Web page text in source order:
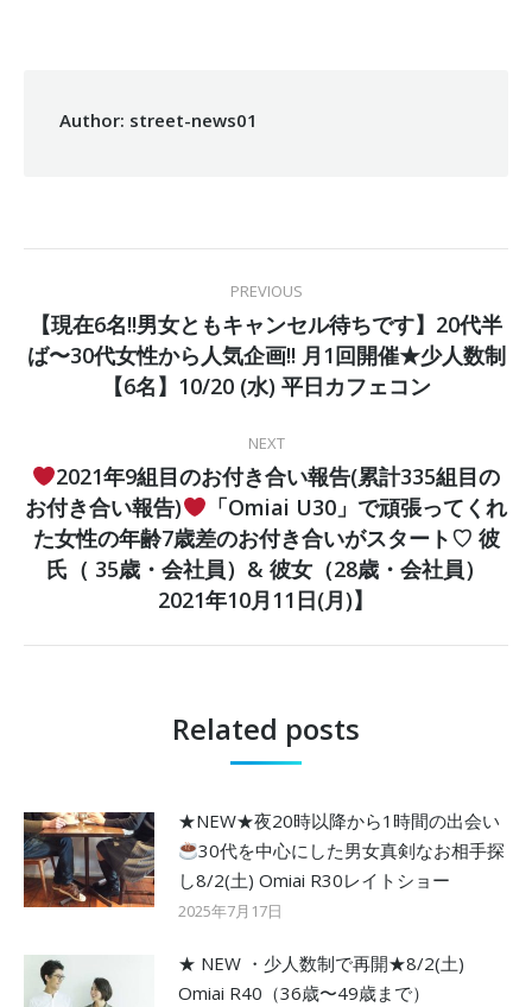
Author: street-news01
NAVIGATION
PREVIOUS
Previous
post:
【現在6名!!男女ともキャンセル待ちです】20代半
ば〜30代女性から人気企画!! 月1回開催★少人数制
【6名】10/20 (水) 平日カフェコン
NEXT
Next
post:
2021年9組目のお付き合い報告(累計335組目の
お付き合い報告)
「Omiai U30」で頑張ってくれ
た女性の年齢7歳差のお付き合いがスタート♡ 彼
氏（ 35歳・会社員）& 彼女（28歳・会社員）
2021年10月11日(月)】
Related posts
★NEW★夜20時以降から1時間の出会い
30代を中心にした男女真剣なお相手探
し8/2(土) Omiai R30レイトショー
2025年7月17日
★ NEW ・少人数制で再開★8/2(土)
Omiai R40（36歳〜49歳まで）